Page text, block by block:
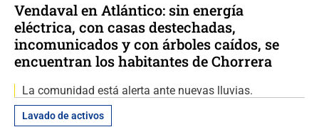
Vendaval en Atlántico: sin energía
eléctrica, con casas destechadas,
incomunicados y con árboles caídos, se
encuentran los habitantes de Chorrera
La comunidad está alerta ante nuevas lluvias.
Lavado de activos